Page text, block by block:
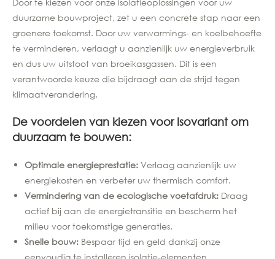
duurzame bouwproject, zet u een concrete stap naar een
groenere toekomst. Door uw verwarmings- en koelbehoefte
te verminderen, verlaagt u aanzienlijk uw energieverbruik
en dus uw uitstoot van broeikasgassen. Dit is een
verantwoorde keuze die bijdraagt aan de strijd tegen
klimaatverandering.
De voordelen van kiezen voor Isovariant om
duurzaam te bouwen:
Optimale energieprestatie: Verlaag aanzienlijk uw
energiekosten en verbeter uw thermisch comfort.
Vermindering van de ecologische voetafdruk: Draag
actief bij aan de energietransitie en bescherm het
milieu voor toekomstige generaties.
Snelle bouw: Bespaar tijd en geld dankzij onze